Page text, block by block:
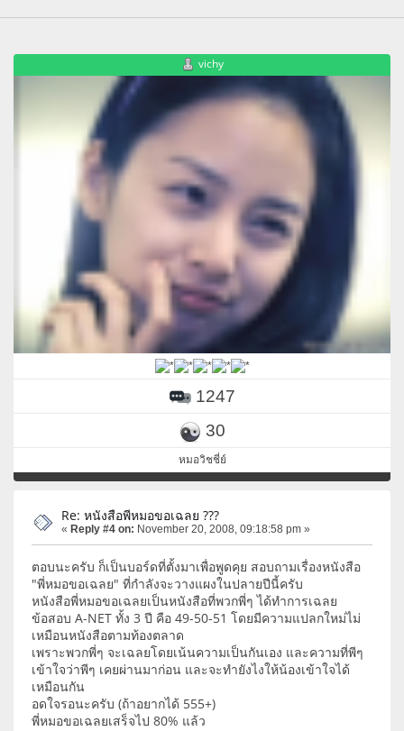
vichy
1247
30
หมอวิชชี่ย์
Re: หนังสือพีหมอขอเฉลย ???
« Reply #4 on: November 20, 2008, 09:18:58 pm »
ตอบนะครับ ก็เป็นบอร์ดที่ตั้งมาเพื่อพูดคุย สอบถามเรื่องหนังสือ
"พี่หมอขอเฉลย" ที่กำลังจะวางแผงในปลายปีนี้ครับ
หนังสือพี่หมอขอเฉลยเป็นหนังสือที่พวกพี่ๆ ได้ทำการเฉลย
ข้อสอบ A-NET ทั้ง 3 ปี คือ 49-50-51 โดยมีความแปลกใหม่ไม่
เหมือนหนังสือตามท้องตลาด
เพราะพวกพี่ๆ จะเฉลยโดยเน้นความเป็นกันเอง และความที่พีๆ
เข้าใจว่าพีๆ เคยผ่านมาก่อน และจะทำยังไงให้น้องเข้าใจได้
เหมือนกัน
อดใจรอนะครับ (ถ้าอยากได้ 555+)
พี่หมอขอเฉลยเสร็จไป 80% แล้ว